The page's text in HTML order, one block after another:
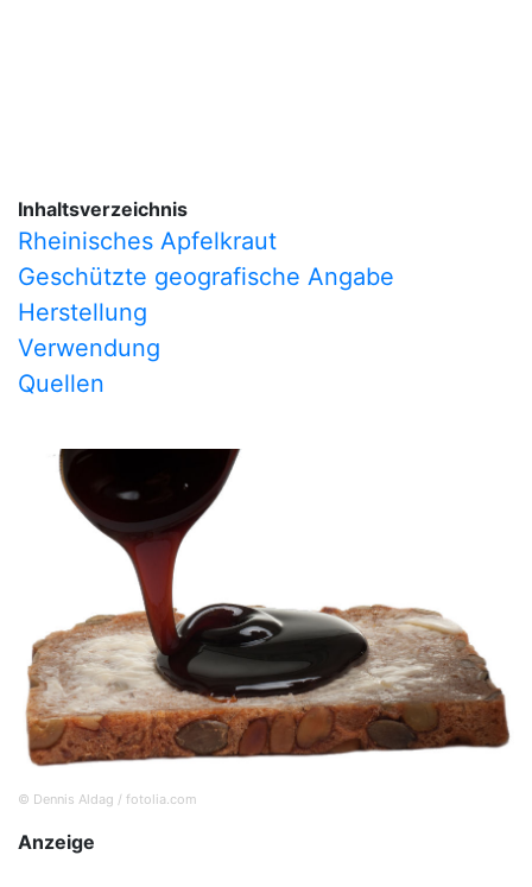
Inhaltsverzeichnis
Rheinisches Apfelkraut
Geschützte geografische Angabe
Herstellung
Verwendung
Quellen
© Dennis Aldag / fotolia.com
Anzeige